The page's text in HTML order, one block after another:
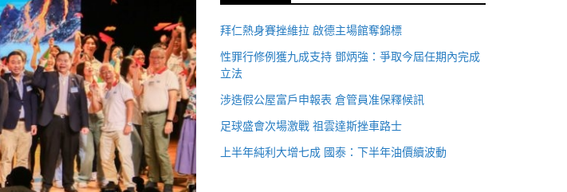
拜仁熱身賽挫維拉 啟德主場館奪錦標
性罪行修例獲九成支持 鄧炳強：爭取今屆任期內完成
立法
涉造假公屋富戶申報表 倉管員准保釋候訊
足球盛會次場激戰 祖雲達斯挫車路士
上半年純利大增七成 國泰：下半年油價續波動